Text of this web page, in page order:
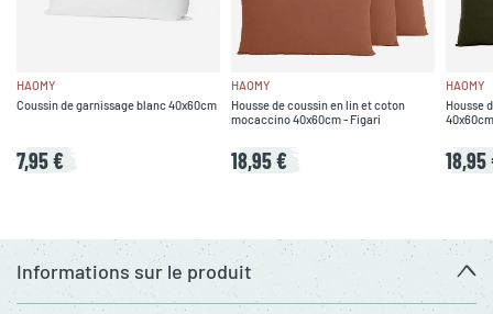
HAOMY
Coussin de garnissage blanc 40x60cm
7,95 €
HAOMY
Housse de coussin en lin et coton
mocaccino 40x60cm - Figari
18,95 €
HAOMY
Housse
18,95
Informations sur le produit